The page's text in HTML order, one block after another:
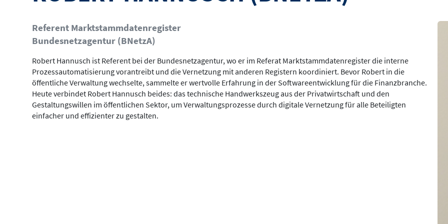
Referent Marktstammdatenregister
Bundesnetzagentur (BNetzA)
Robert Hannusch ist Referent bei der Bundesnetzagentur, wo er im Referat Marktstammdatenregister die interne
Prozessautomatisierung vorantreibt und die Vernetzung mit anderen Registern koordiniert. Bevor Robert in die
öffentliche Verwaltung wechselte, sammelte er wertvolle Erfahrung in der Softwareentwicklung für die Finanzbranche.
Heute verbindet Robert Hannusch beides: das technische Handwerkszeug aus der Privatwirtschaft und den
Gestaltungswillen im öffentlichen Sektor, um Verwaltungsprozesse durch digitale Vernetzung für alle Beteiligten
einfacher und effizienter zu gestalten.